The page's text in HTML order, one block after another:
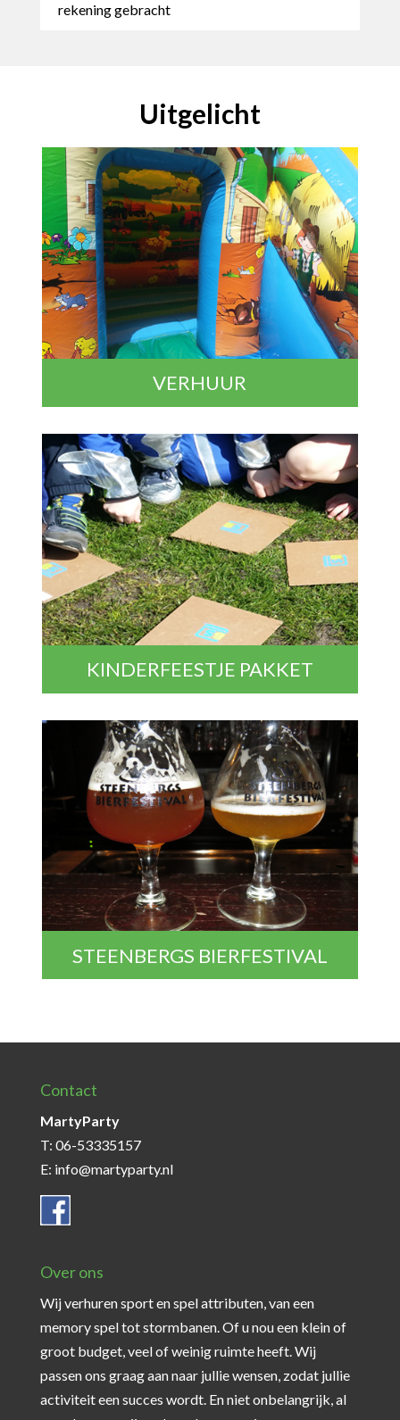
rekening gebracht
Uitgelicht
VERHUUR
KINDERFEESTJE PAKKET
STEENBERGS BIERFESTIVAL
Contact
MartyParty
T: 06-53335157
E: info@martyparty.nl
Over ons
Wij verhuren sport en spel attributen, van een
memory spel tot stormbanen. Of u nou een klein of
groot budget, veel of weinig ruimte heeft. Wij
passen ons graag aan naar jullie wensen, zodat jullie
activiteit een succes wordt. En niet onbelangrijk, al